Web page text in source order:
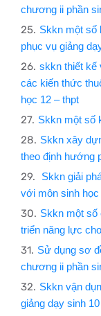
chương ii phần
Skkn một số
phục vụ giảng
skkn thiết kế
các kiến thức
học 12 – thpt
Skkn một số
Skkn xây
theo định hướng
Skkn giải
với môn sinh học
Skkn một số
triển năng lực
Sử dụng sơ
chương ii phần
Skkn vận
giảng dạy sinh